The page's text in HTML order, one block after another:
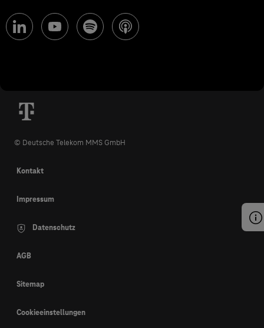
© Deutsche Telekom MMS GmbH
Kontakt
Impressum
Datenschutz
AGB
Sitemap
Cookieeinstellungen